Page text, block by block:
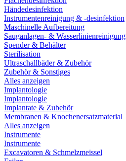
Händedesinfektion
Instrumentenreinigung & -desinfektion
Maschinelle Aufbereitung
Sauganlagen- & Wasserlinienreinigung
Spender & Behälter
Sterilisation
Ultraschallbäder & Zubehör
Zubehör & Sonstiges
Alles anzeigen
Implantologie
Implantologie
Implantate & Zubehör
Membranen & Knochenersatzmaterial
Alles anzeigen
Instrumente
Instrumente
Excavatoren & Schmelzmeissel